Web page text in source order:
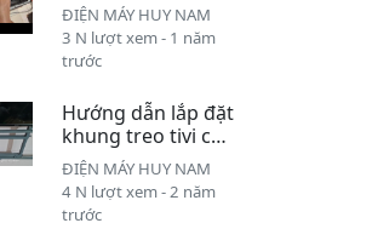
trạng mất đèn báo
ĐIỆN MÁY HUY NAM
3 N lượt xem - 1 năm
trước
Hướng dẫn lắp đặt
khung treo tivi có
ray trượt chuyên
dụng cho lớp học
ĐIỆN MÁY HUY NAM
4 N lượt xem - 2 năm
trước